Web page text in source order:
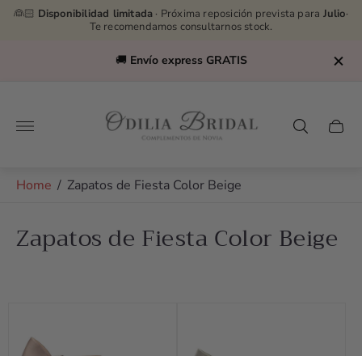
👰🏻 Disponibilidad limitada · Próxima reposición prevista para Julio·
Te recomendamos consultarnos stock.
🚚 Envío express GRATIS
Store
logo"
Cart
Home / Zapatos de Fiesta Color Beige
Zapatos de Fiesta Color Beige